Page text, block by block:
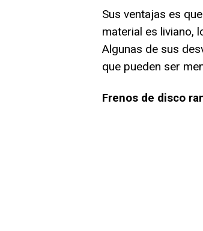
Sus ventajas es
material es liviano,
Algunas de sus
que pueden ser
Frenos de disco